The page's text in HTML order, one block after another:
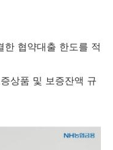
한 협약대출 한도를 적
상품 및 보증잔액 규